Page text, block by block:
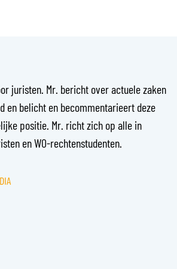
juristen. Mr. bericht over actuele zaken
en belicht en becommentarieert deze
positie. Mr. richt zich op alle in
en WO-rechtenstudenten.